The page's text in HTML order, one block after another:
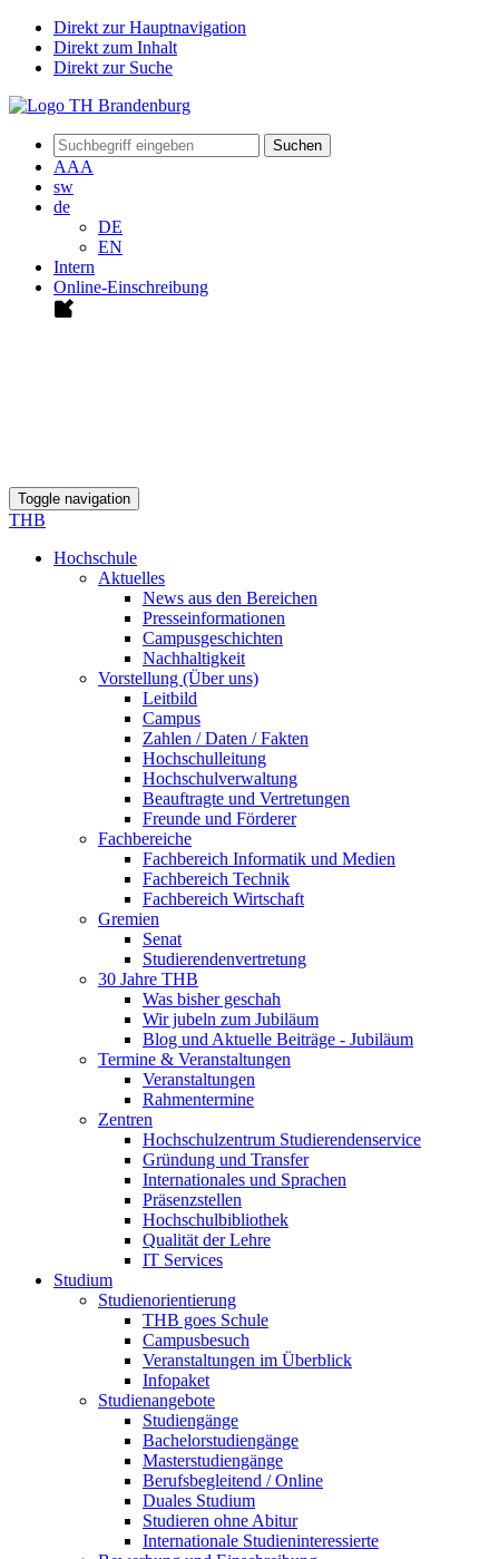
Direkt zur Hauptnavigation
Direkt zum Inhalt
Direkt zur Suche
Suchen
AAA
sw
de
DE
EN
Intern
Online-Einschreibung
Toggle navigation
THB
Hochschule
Aktuelles
News aus den Bereichen
Presseinformationen
Campusgeschichten
Nachhaltigkeit
Vorstellung (Über uns)
Leitbild
Campus
Zahlen / Daten / Fakten
Hochschulleitung
Hochschulverwaltung
Beauftragte und Vertretungen
Freunde und Förderer
Fachbereiche
Fachbereich Informatik und Medien
Fachbereich Technik
Fachbereich Wirtschaft
Gremien
Senat
Studierendenvertretung
30 Jahre THB
Was bisher geschah
Wir jubeln zum Jubiläum
Blog und Aktuelle Beiträge - Jubiläum
Termine & Veranstaltungen
Veranstaltungen
Rahmentermine
Zentren
Hochschulzentrum Studierendenservice
Gründung und Transfer
Internationales und Sprachen
Präsenzstellen
Hochschulbibliothek
Qualität der Lehre
IT Services
Studium
Studienorientierung
THB goes Schule
Campusbesuch
Veranstaltungen im Überblick
Infopaket
Studienangebote
Studiengänge
Bachelorstudiengänge
Masterstudiengänge
Berufsbegleitend / Online
Duales Studium
Studieren ohne Abitur
Internationale Studieninteressierte